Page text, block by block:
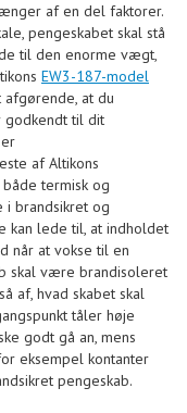
af en del faktorer.
pengeskabet skal stå
til den enorme vægt,
EW3-187-model
at du
godkendt til dit
af Altikons
termisk og
i brandsikret og
kan lede til, at indholdet
når at vokse til en
skal være brandisoleret
af, hvad skabet skal
tåler høje
godt gå an, mens
eksempel kontanter
pengeskab.